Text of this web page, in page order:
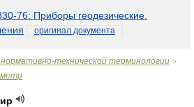
76: Приборы геодезические.
оригинал документа
нормативно-технической терминологии >